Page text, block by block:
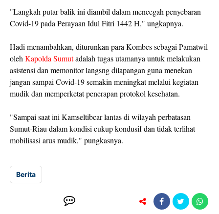
"Langkah putar balik ini diambil dalam mencegah penyebaran
Covid-19 pada Perayaan Idul Fitri 1442 H," ungkapnya.
Hadi menambahkan, diturunkan para Kombes sebagai Pamatwil
oleh Kapolda Sumutadalah tugas utamanya untuk melakukan
asistensi dan memonitor langsng dilapangan guna menekan
jangan sampai Covid-19 semakin meningkat melalui kegiatan
mudik dan memperketat penerapan protokol kesehatan.
"Sampai saat ini Kamseltibcar lantas di wilayah perbatasan
Sumut-Riau dalam kondisi cukup kondusif dan tidak terlihat
mobilisasi arus mudik," pungkasnya.
Berita